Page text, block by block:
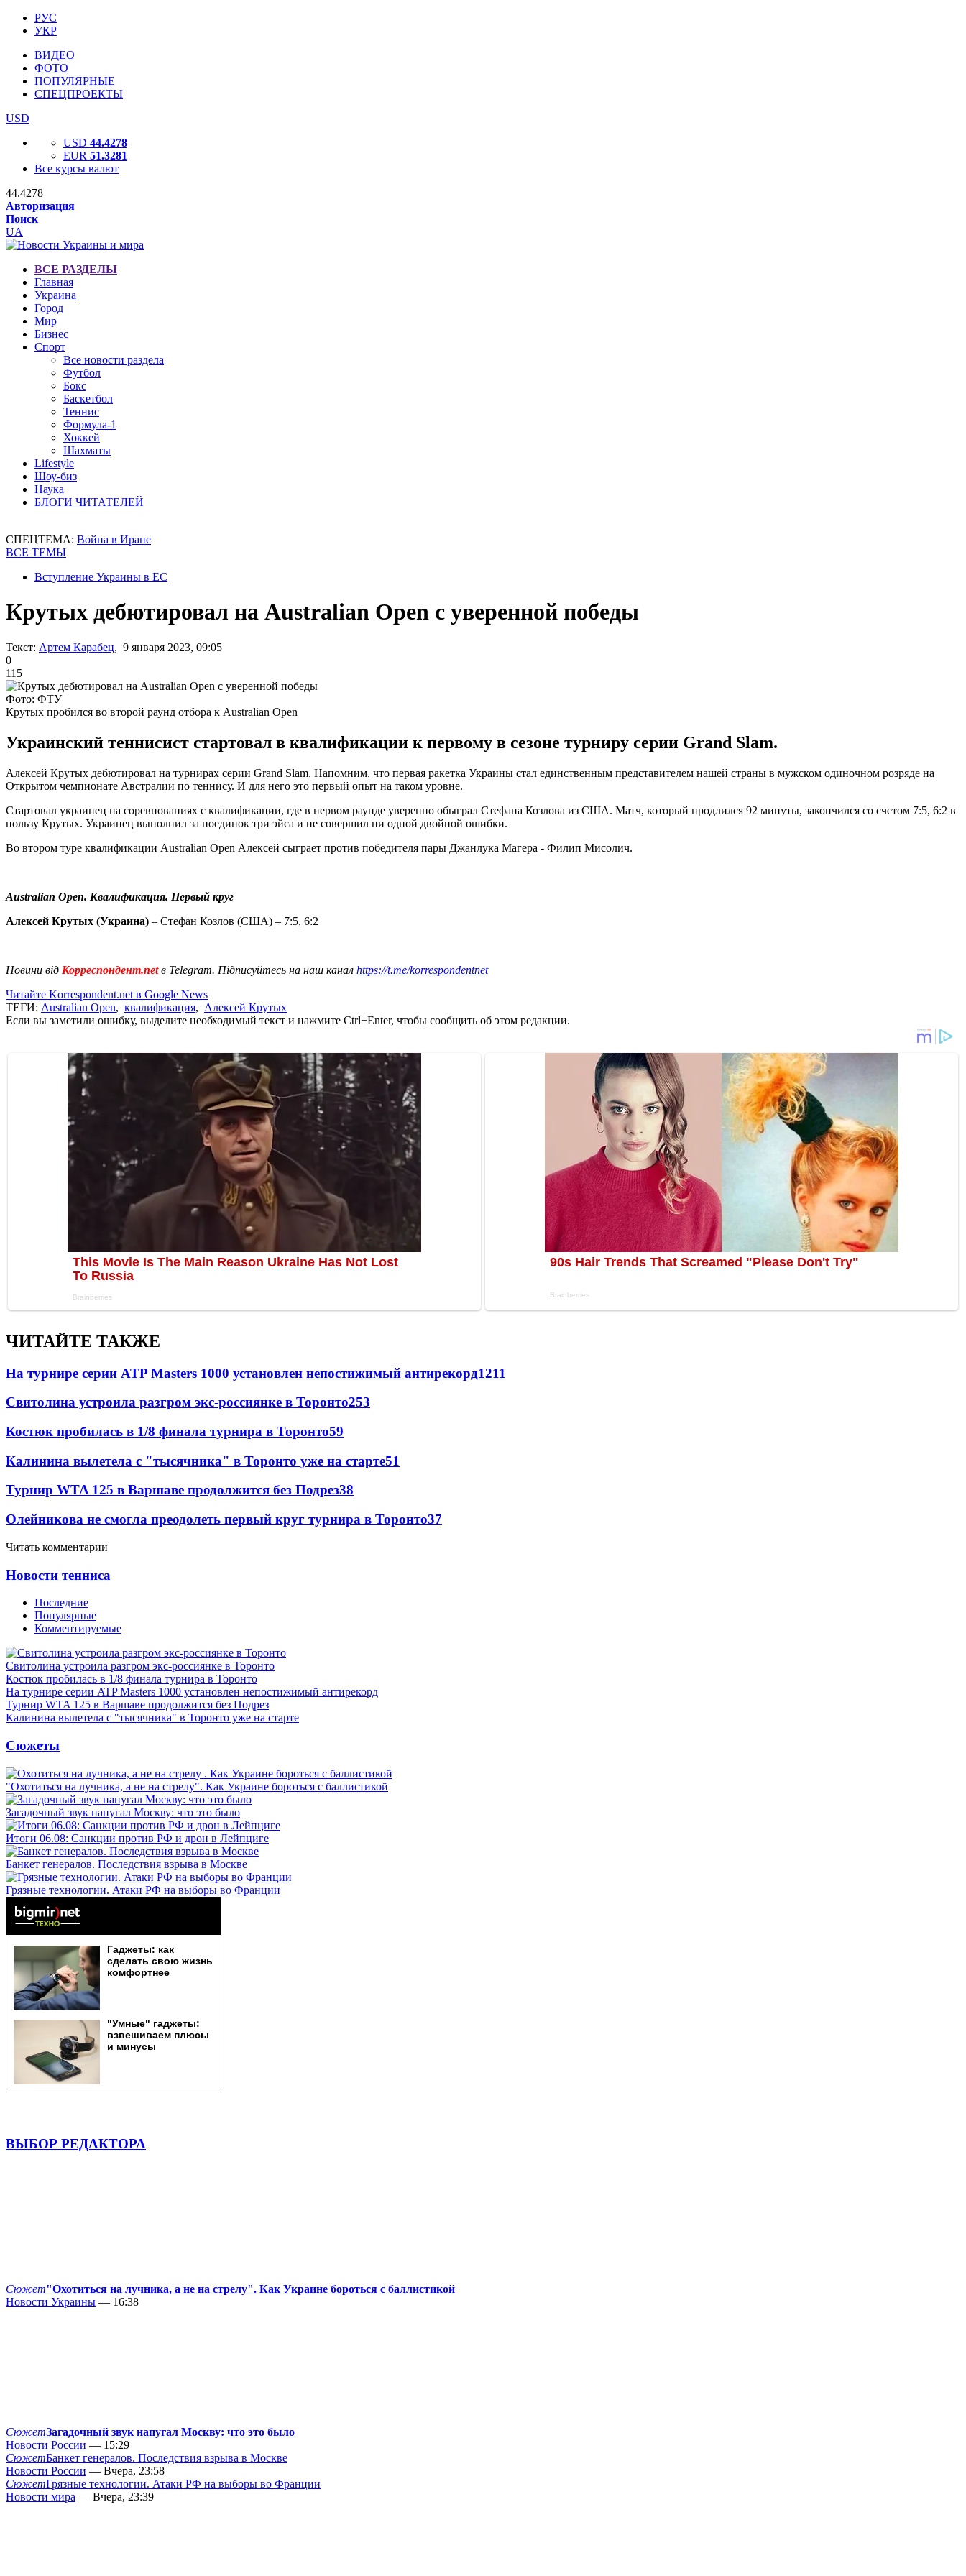
РУС
УКР
ВИДЕО
ФОТО
ПОПУЛЯРНЫЕ
СПЕЦПРОЕКТЫ
USD
USD 44.4278
EUR 51.3281
Все курсы валют
44.4278
Авторизация
Поиск
UA
ВСЕ РАЗДЕЛЫ
Главная
Украина
Город
Мир
Бизнес
Спорт
Все новости раздела
Футбол
Бокс
Баскетбол
Теннис
Формула-1
Хоккей
Шахматы
Lifestyle
Шоу-биз
Наука
БЛОГИ ЧИТАТЕЛЕЙ
СПЕЦТЕМА: Война в Иране
ВСЕ ТЕМЫ
Вступление Украины в ЕС
Крутых дебютировал на Australian Open с уверенной победы
Текст: Артем Карабец, 9 января 2023, 09:05
0
115
Фото: ФТУ
Крутых пробился во второй раунд отбора к Australian Open
Украинский теннисист стартовал в квалификации к первому в сезоне турниру серии Grand Slam.
Алексей Крутых дебютировал на турнирах серии Grand Slam. Напомним, что первая ракетка Украины стал единственным представителем нашей страны в мужском одиночном розряде на
Открытом чемпионате Австралии по теннису. И для него это первый опыт на таком уровне.
Стартовал украинец на соревнованиях с квалификации, где в первом раунде уверенно обыграл Стефана Козлова из США. Матч, который продлился 92 минуты, закончился со счетом 7:5, 6:2 в
пользу Крутых. Украинец выполнил за поединок три эйса и не совершил ни одной двойной ошибки.
Во втором туре квалификации Australian Open Алексей сыграет против победителя пары Джанлука Магера - Филип Мисолич.
Australian Open. Квалификация. Первый круг
Алексей Крутых (Украина) – Стефан Козлов (США) – 7:5, 6:2
Новини від Корреспондент.netв Telegram. Підписуйтесь на наш канал https://t.me/korrespondentnet
Читайте Korrespondent.net в Google News
ТЕГИ: Australian Open, квалификация, Алексей Крутых
Если вы заметили ошибку, выделите необходимый текст и нажмите Ctrl+Enter, чтобы сообщить об этом редакции.
ЧИТАЙТЕ ТАКЖЕ
На турнире серии ATP Masters 1000 установлен непостижимый антирекорд1211
Свитолина устроила разгром экс-россиянке в Торонто253
Костюк пробилась в 1/8 финала турнира в Торонто59
Калинина вылетела с "тысячника" в Торонто уже на старте51
Турнир WTA 125 в Варшаве продолжится без Подрез38
Олейникова не смогла преодолеть первый круг турнира в Торонто37
Читать комментарии
Новости тенниса
Последние
Популярные
Комментируемые
Свитолина устроила разгром экс-россиянке в Торонто
Костюк пробилась в 1/8 финала турнира в Торонто
На турнире серии ATP Masters 1000 установлен непостижимый антирекорд
Турнир WTA 125 в Варшаве продолжится без Подрез
Калинина вылетела с "тысячника" в Торонто уже на старте
Сюжеты
"Охотиться на лучника, а не на стрелу". Как Украине бороться с баллистикой
Загадочный звук напугал Москву: что это было
Итоги 06.08: Санкции против РФ и дрон в Лейпциге
Банкет генералов. Последствия взрыва в Москве
Грязные технологии. Атаки РФ на выборы во Франции
ВЫБОР РЕДАКТОРА
Сюжет"Охотиться на лучника, а не на стрелу". Как Украине бороться с баллистикой
Новости Украины — 16:38
СюжетЗагадочный звук напугал Москву: что это было
Новости России — 15:29
СюжетБанкет генералов. Последствия взрыва в Москве
Новости России — Вчера, 23:58
СюжетГрязные технологии. Атаки РФ на выборы во Франции
Новости мира — Вчера, 23:39